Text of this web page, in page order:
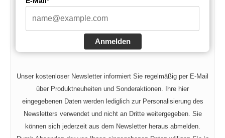
Anmelden
Unser kostenloser Newsletter informiert Sie regelmäßig per E-Mail
über Produktneuheiten und Sonderaktionen. Ihre hier
eingegebenen Daten werden lediglich zur Personalisierung des
Newsletters verwendet und nicht an Dritte weitergegeben. Sie
können sich jederzeit aus dem Newsletter heraus abmelden.